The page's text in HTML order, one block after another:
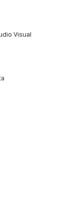
Visual